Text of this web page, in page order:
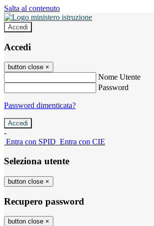
Salta al contenuto
Accedi
Accedi
button close ×
Nome Utente
Password
Password dimenticata?
-
Entra con SPID Entra con CIE
Seleziona utente
button close ×
Recupero password
button close ×